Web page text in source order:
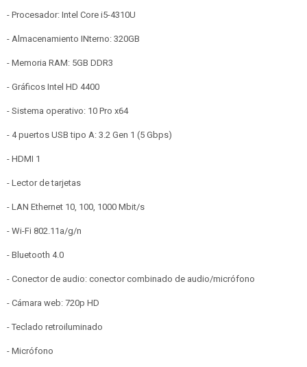
- Procesador: Intel Core i5-4310U
- Almacenamiento INterno: 320GB
- Memoria RAM: 5GB DDR3
- Gráficos Intel HD 4400
- Sistema operativo: 10 Pro x64
- 4 puertos USB tipo A: 3.2 Gen 1 (5 Gbps)
- HDMI 1
- Lector de tarjetas
- LAN Ethernet 10, 100, 1000 Mbit/s
- Wi-Fi 802.11a/g/n
- Bluetooth 4.0
- Conector de audio: conector combinado de audio/micrófono
- Cámara web: 720p HD
- Teclado retroiluminado
- Micrófono